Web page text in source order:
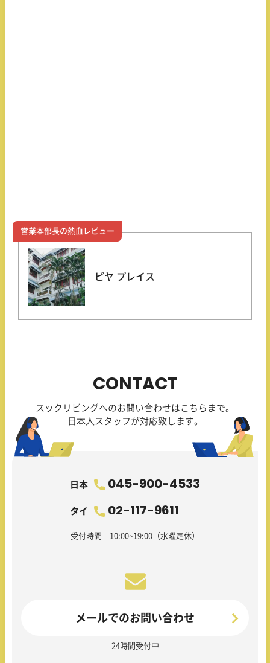
営業本部長の熱血レビュー
ピヤ プレイス
CONTACT
スックリビングへのお問い合わせはこちらまで。
日本人スタッフが対応致します。
日本 045-900-4533
タイ 02-117-9611
受付時間 10:00~19:00（水曜定休）
メールでのお問い合わせ
24時間受付中